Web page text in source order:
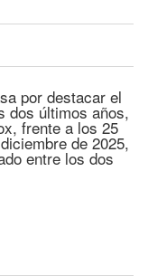
por destacar el
dos últimos años,
frente a los 25
de 2025,
entre los dos